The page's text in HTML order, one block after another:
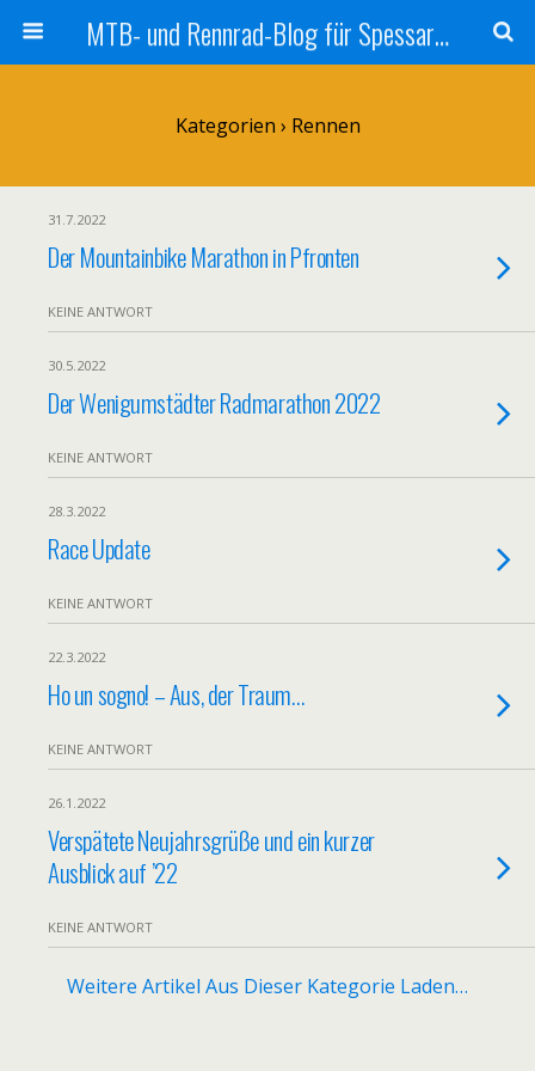
MTB- und Rennrad-Blog für Spessart und Umgebung
Kategorien › Rennen
31.7.2022
Der Mountainbike Marathon in Pfronten
KEINE ANTWORT
30.5.2022
Der Wenigumstädter Radmarathon 2022
KEINE ANTWORT
28.3.2022
Race Update
KEINE ANTWORT
22.3.2022
Ho un sogno! – Aus, der Traum…
KEINE ANTWORT
26.1.2022
Verspätete Neujahrsgrüße und ein kurzer
Ausblick auf ’22
KEINE ANTWORT
Weitere Artikel Aus Dieser Kategorie Laden…